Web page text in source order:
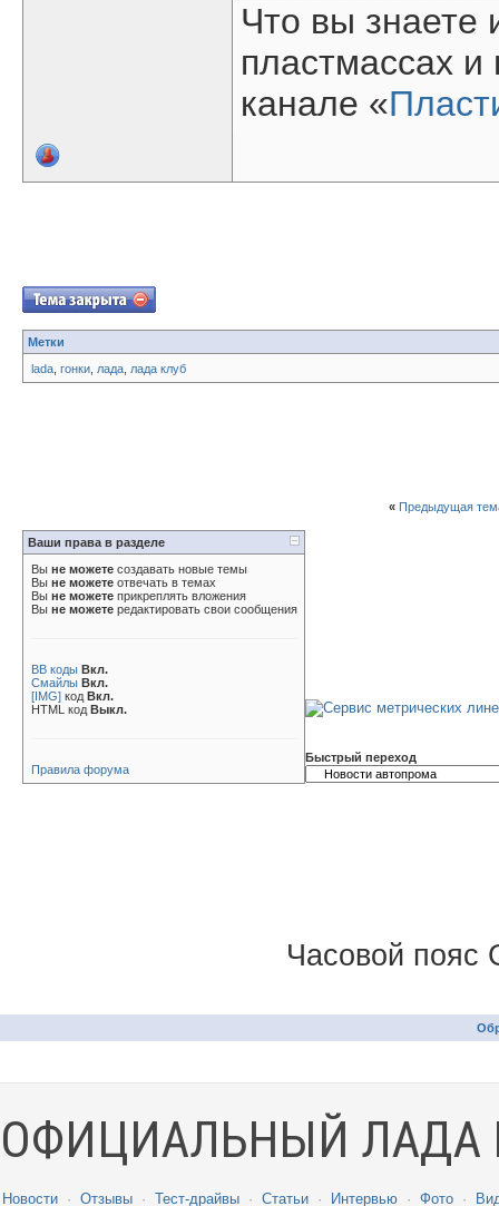
Что вы знаете
пластмассах
канале «
Метки
lada гонки лада лада клуб
« Предыдущая
Ваши права в разделе
Вы не можете создавать новые темы
Вы не можете отвечать в темах
Вы не можете прикреплять вложения
Вы не можете редактировать свои сообщения
BB коды Вкл.
Смайлы Вкл.
[IMG] код Вкл.
HTML код Выкл.
Правила форума
Быстрый переход
Часовой пояс
ОФИЦИАЛЬНЫЙ ЛАДА
Новости · Отзывы · Тест-драйвы · Статьи · Интервью · Фото ·